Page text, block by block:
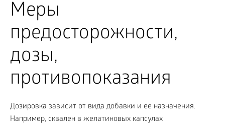
Меры
предосторожности,
дозы,
противопоказания
Дозировка зависит от вида добавки и ее назначения.
Например, сквален в желатиновых капсулах